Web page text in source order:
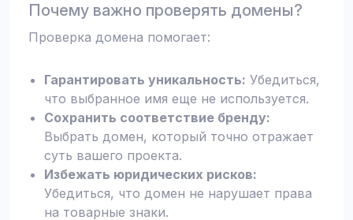
Почему важно проверять домены?
Проверка домена помогает:
Гарантировать уникальность: Убедиться,
что выбранное имя еще не используется.
Сохранить соответствие бренду:
Выбрать домен, который точно отражает
суть вашего проекта.
Избежать юридических рисков:
Убедиться, что домен не нарушает права
на товарные знаки.